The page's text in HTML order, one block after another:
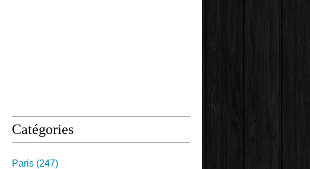
Catégories
Paris (247)